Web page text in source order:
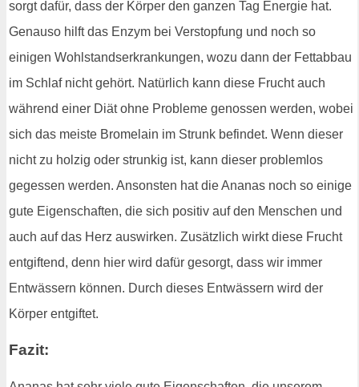
sorgt dafür, dass der Körper den ganzen Tag Energie hat.
Genauso hilft das Enzym bei Verstopfung und noch so
einigen Wohlstandserkrankungen, wozu dann der Fettabbau
im Schlaf nicht gehört. Natürlich kann diese Frucht auch
während einer Diät ohne Probleme genossen werden, wobei
sich das meiste Bromelain im Strunk befindet. Wenn dieser
nicht zu holzig oder strunkig ist, kann dieser problemlos
gegessen werden. Ansonsten hat die Ananas noch so einige
gute Eigenschaften, die sich positiv auf den Menschen und
auch auf das Herz auswirken. Zusätzlich wirkt diese Frucht
entgiftend, denn hier wird dafür gesorgt, dass wir immer
Entwässern können. Durch dieses Entwässern wird der
Körper entgiftet.
Fazit: